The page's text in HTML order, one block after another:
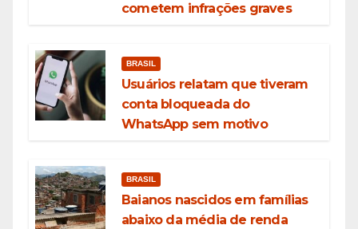
cometem infrações graves
BRASIL
Usuários relatam que tiveram
conta bloqueada do
WhatsApp sem motivo
BRASIL
Baianos nascidos em famílias
abaixo da média de renda